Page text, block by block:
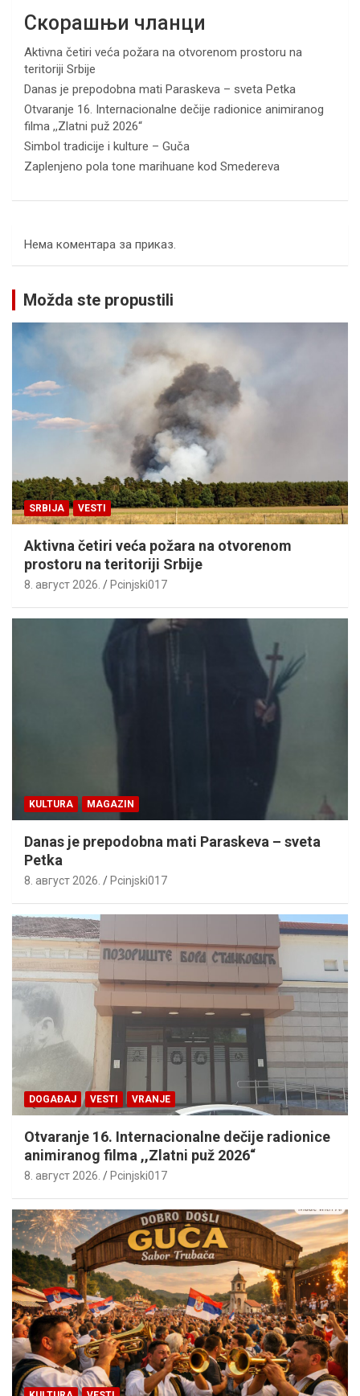
Скорашњи чланци
Aktivna četiri veća požara na otvorenom prostoru na
teritoriji Srbije
Danas je prepodobna mati Paraskeva – sveta Petka
Otvaranje 16. Internacionalne dečije radionice animiranog
filma ,,Zlatni puž 2026“
Simbol tradicije i kulture – Guča
Zaplenjeno pola tone marihuane kod Smedereva
Нема коментара за приказ.
Možda ste propustili
SRBIJA VESTI
Aktivna četiri veća požara na otvorenom
prostoru na teritoriji Srbije
8. август 2026. Pcinjski017
KULTURA MAGAZIN
Danas je prepodobna mati Paraskeva – sveta
Petka
8. август 2026. Pcinjski017
DOGAĐAJ VESTI VRANJE
Otvaranje 16. Internacionalne dečije radionice
animiranog filma ,,Zlatni puž 2026“
8. август 2026. Pcinjski017